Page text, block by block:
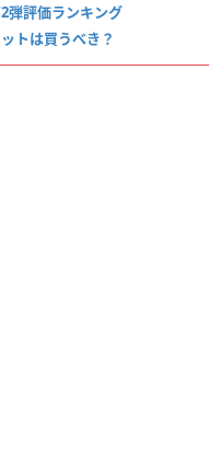
弾評価ランキング
トは買うべき？